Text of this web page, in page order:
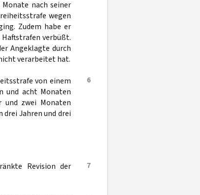
nach seiner
wegen
Zudem habe er
verbüßt.
Angeklagte durch
verarbeitet hat.
6
von einem
und acht Monaten
und zwei Monaten
Jahren und drei
7
Revision der